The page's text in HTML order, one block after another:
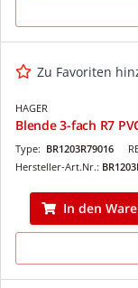
Zu Favoriten
HAGER
Blende 3-fach R7
Type: BR1203R79016
Hersteller-Art.Nr.:
In den